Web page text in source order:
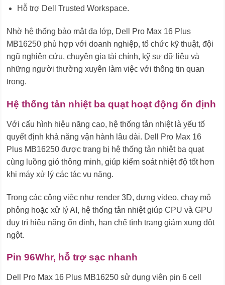
Hỗ trợ Dell Trusted Workspace.
Nhờ hệ thống bảo mật đa lớp, Dell Pro Max 16 Plus
MB16250 phù hợp với doanh nghiệp, tổ chức kỹ thuật, đội
ngũ nghiên cứu, chuyên gia tài chính, kỹ sư dữ liệu và
những người thường xuyên làm việc với thông tin quan
trọng.
Hệ thống tản nhiệt ba quạt hoạt động ổn định
Với cấu hình hiệu năng cao, hệ thống tản nhiệt là yếu tố
quyết định khả năng vận hành lâu dài. Dell Pro Max 16
Plus MB16250 được trang bị hệ thống tản nhiệt ba quạt
cùng luồng gió thông minh, giúp kiểm soát nhiệt độ tốt hơn
khi máy xử lý các tác vụ nặng.
Trong các công việc như render 3D, dựng video, chạy mô
phỏng hoặc xử lý AI, hệ thống tản nhiệt giúp CPU và GPU
duy trì hiệu năng ổn định, hạn chế tình trạng giảm xung đột
ngột.
Pin 96Whr, hỗ trợ sạc nhanh
Dell Pro Max 16 Plus MB16250 sử dụng viên pin 6 cell